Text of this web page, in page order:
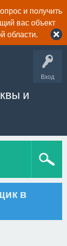
и получить
вас объект
области.
Вход
и
в